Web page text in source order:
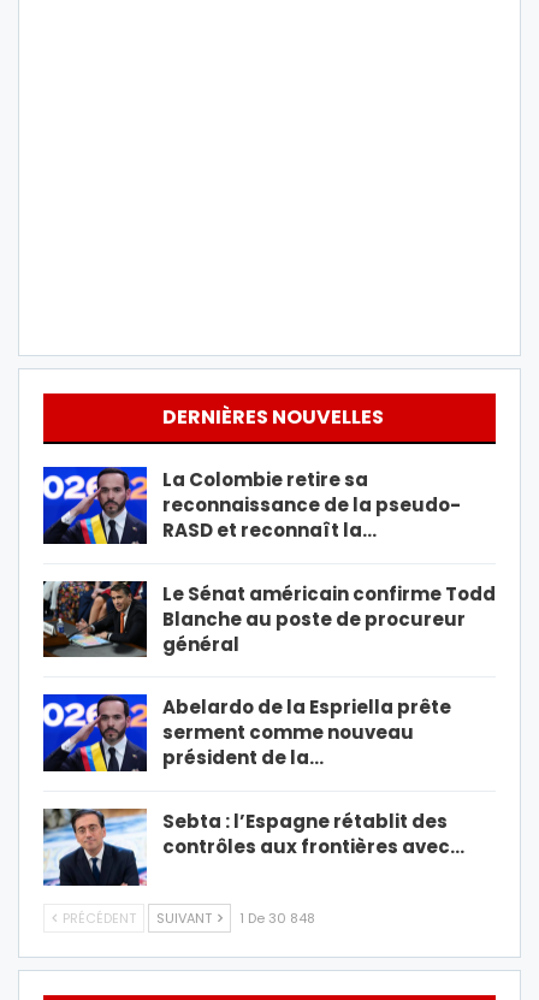
DERNIÈRES NOUVELLES
La Colombie retire sa
reconnaissance de la pseudo-
RASD et reconnaît la…
Le Sénat américain confirme Todd
Blanche au poste de procureur
général
Abelardo de la Espriella prête
serment comme nouveau
président de la…
Sebta : l’Espagne rétablit des
contrôles aux frontières avec…
PRÉCÉDENT SUIVANT 1 De 30 848